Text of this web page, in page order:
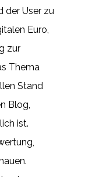
der User zu
Euro,
zur
Thema
Stand
Blog,
ist.